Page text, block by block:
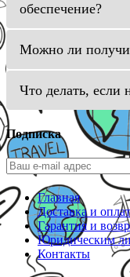
обеспечение?
Можно ли
Что делать, если
Подписка
Главная
Доставка и
Гарантия и
Юридическим
Контакты